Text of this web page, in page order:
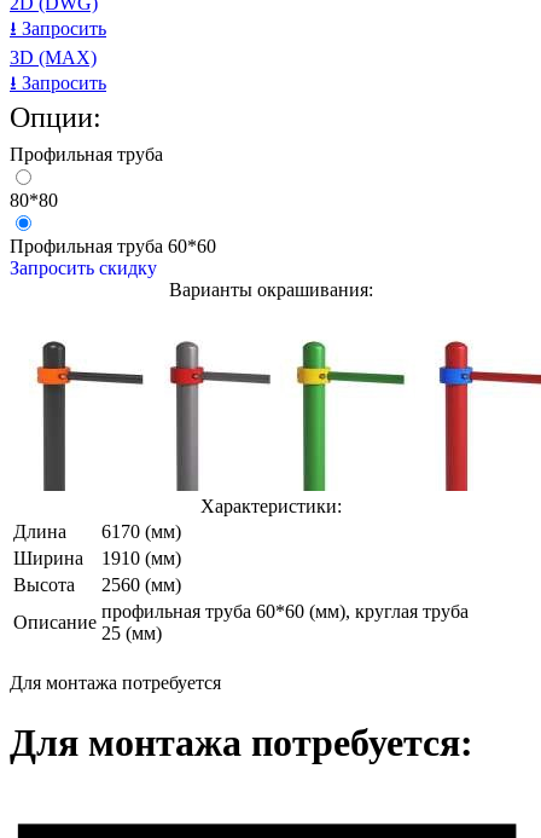
⭳ Запросить
3D (MAX)
⭳ Запросить
Опции:
Профильная труба
80*80
Профильная труба 60*60
Запросить скидку
Варианты окрашивания:
Характеристики:
Длина
6170 (мм)
Ширина
1910 (мм)
Высота
2560 (мм)
Описание
профильная труба 60*60 (мм), круглая труба
25 (мм)
Для монтажа потребуется
Для монтажа потребуется: